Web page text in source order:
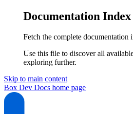
Documentation Index
Fetch the complete documentation
Use this file to discover all
exploring further.
Skip to main content
Box Dev Docs home page